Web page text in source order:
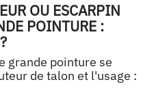
OU ESCARPIN
POINTURE :
grande pointure se
de talon et l'usage :